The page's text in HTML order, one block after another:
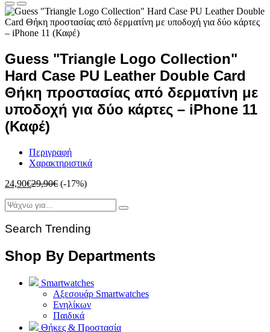
Guess "Triangle Logo Collection"
Hard Case PU Leather Double Card
Θήκη προστασίας από δερματίνη με
υποδοχή για δύο κάρτες – iPhone 11
(Καφέ)
Περιγραφή
Χαρακτηριστικά
24,90€29,90€ (-17%)
Search Trending
Shop By Departments
Smartwatches
Αξεσουάρ Smartwatches
Ενηλίκων
Παιδικά
Θήκες & Προστασία